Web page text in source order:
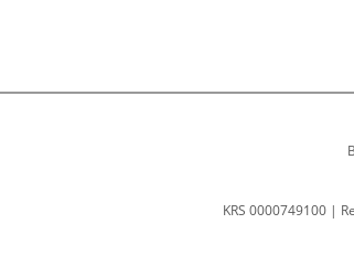
KRS 0000749100 |